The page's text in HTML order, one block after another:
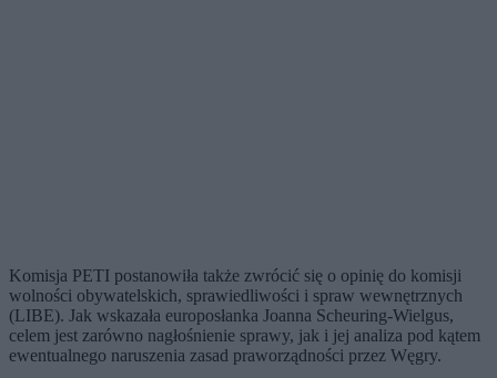
Komisja PETI postanowiła także zwrócić się o opinię do komisji
wolności obywatelskich, sprawiedliwości i spraw wewnętrznych
(LIBE). Jak wskazała europosłanka Joanna Scheuring-Wielgus,
celem jest zarówno nagłośnienie sprawy, jak i jej analiza pod kątem
ewentualnego naruszenia zasad praworządności przez Węgry.